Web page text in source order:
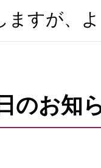
ますが、
のお知